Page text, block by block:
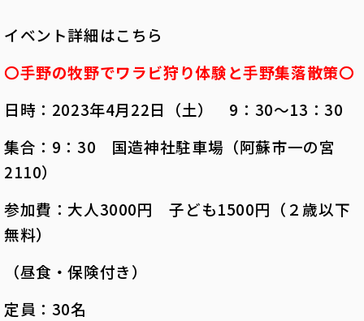
イベント詳細はこちら
〇手野の牧野でワラビ狩り体験と手野集落散策〇
日時：2023年4月22日（土） 9：30～13：30
集合：9：30 国造神社駐車場（阿蘇市一の宮
2110）
参加費：大人3000円 子ども1500円（２歳以下
無料）
（昼食・保険付き）
定員：30名